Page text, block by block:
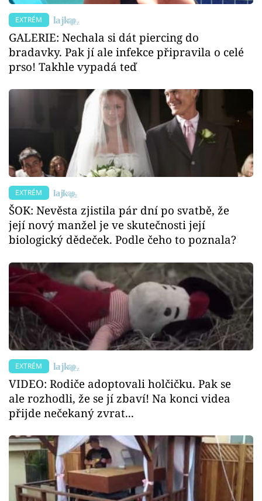
EXTRÉM
GALERIE: Nechala si dát piercing do
bradavky. Pak jí ale infekce připravila o celé
prso! Takhle vypadá teď
EXTRÉM
ŠOK: Nevěsta zjistila pár dní po svatbě, že
její nový manžel je ve skutečnosti její
biologický dědeček. Podle čeho to poznala?
EXTRÉM
VIDEO: Rodiče adoptovali holčičku. Pak se
ale rozhodli, že se jí zbaví! Na konci videa
přijde nečekaný zvrat...